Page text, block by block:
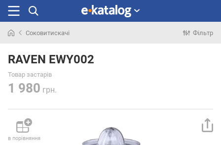
раніше
Соковитискачі Фільтр
RAVEN EWY002
Товар застарів
1 980 грн.
в порівняння